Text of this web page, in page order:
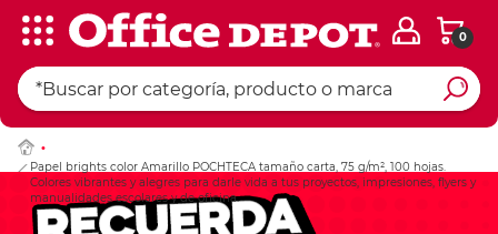
0
Papel brights color Amarillo POCHTECA tamaño carta, 75 g/m², 100 hojas.
Colores vibrantes y alegres para darle vida a tus proyectos, impresiones, flyers y
manualidades escolares y de oficina.
Ingresar Codigo